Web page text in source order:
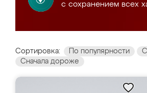
с сохранением всех
Сортировка: По популярности
Сначала дороже